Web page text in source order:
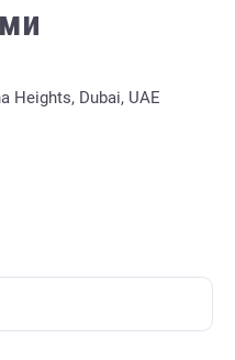
Heights, Dubai, UAE